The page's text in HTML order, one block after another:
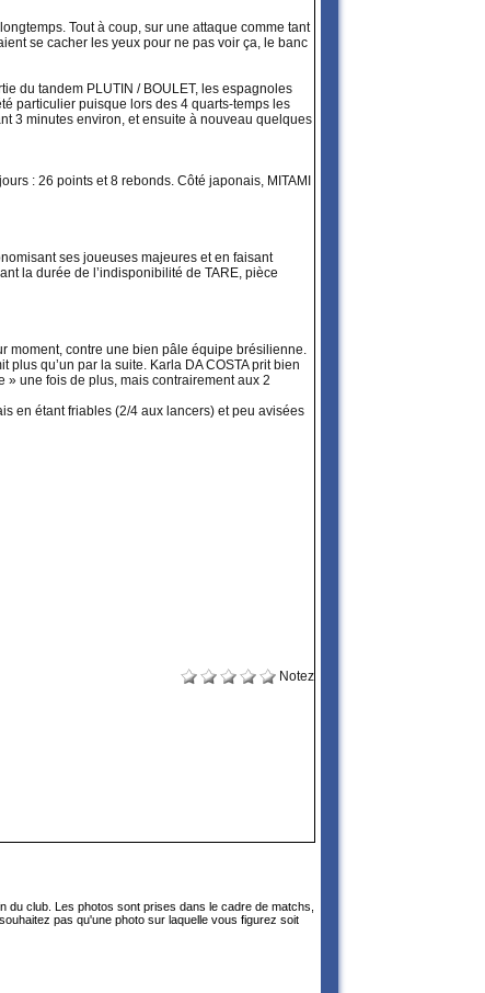
Tout à coup, sur une attaque comme tant
se cacher les yeux pour ne pas voir ça, le banc
du tandem PLUTIN / BOULET, les espagnoles
particulier puisque lors des 4 quarts-temps les
3 minutes environ, et ensuite à nouveau quelques
: 26 points et 8 rebonds. Côté japonais, MITAMI
ses joueuses majeures et en faisant
la durée de l’indisponibilité de TARE, pièce
moment, contre une bien pâle équipe brésilienne.
plus qu’un par la suite. Karla DA COSTA prit bien
» une fois de plus, mais contrairement aux 2
en étant friables (2/4 aux lancers) et peu avisées
Notez
club. Les photos sont prises dans le cadre de matchs,
pas qu'une photo sur laquelle vous figurez soit